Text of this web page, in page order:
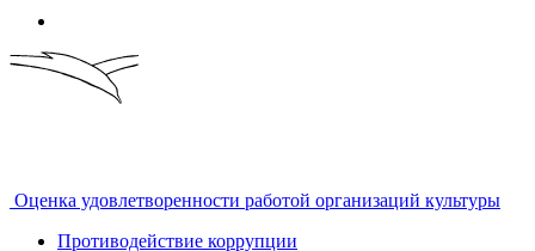
Оценка удовлетворенности работой организаций культуры
Противодействие коррупции